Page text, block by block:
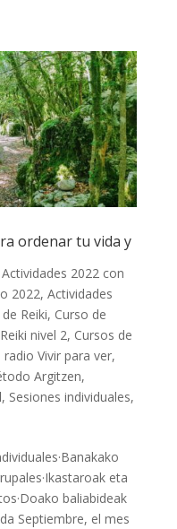
ordenar tu vida y
Actividades 2022 con
2022, Actividades
Reiki, Curso de
nivel 2, Cursos de
radio Vivir para ver,
Argitzen,
, Sesiones individuales,
eta
baliabideak
Septiembre, el mes